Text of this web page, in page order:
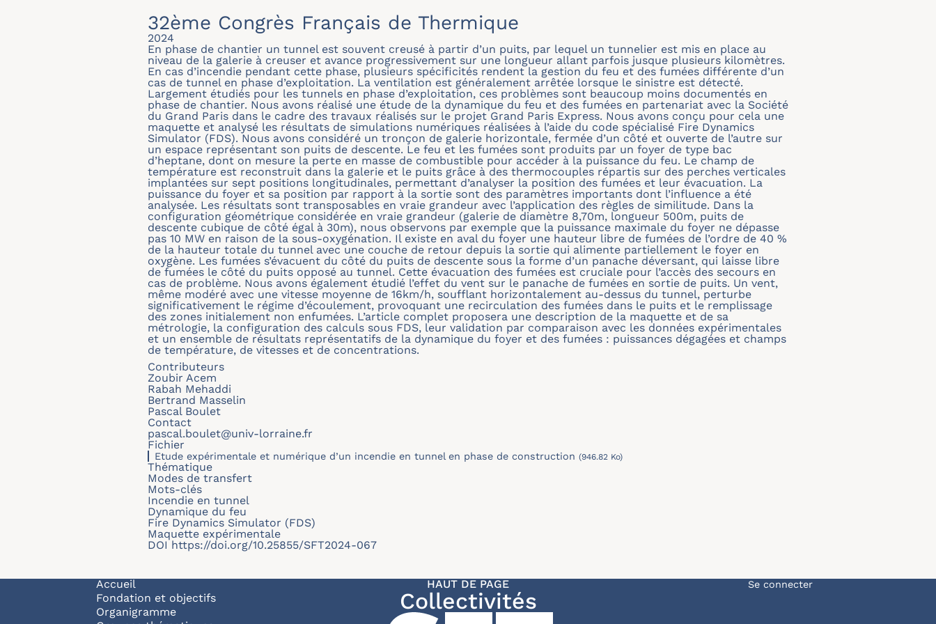
32ème Congrès Français de Thermique
2024
En phase de chantier un tunnel est souvent creusé à partir d’un puits, par lequel un tunnelier est mis en place au
niveau de la galerie à creuser et avance progressivement sur une longueur allant parfois jusque plusieurs kilomètres.
En cas d’incendie pendant cette phase, plusieurs spécificités rendent la gestion du feu et des fumées différente d’un
cas de tunnel en phase d’exploitation. La ventilation est généralement arrêtée lorsque le sinistre est détecté.
Largement étudiés pour les tunnels en phase d’exploitation, ces problèmes sont beaucoup moins documentés en
phase de chantier. Nous avons réalisé une étude de la dynamique du feu et des fumées en partenariat avec la Société
du Grand Paris dans le cadre des travaux réalisés sur le projet Grand Paris Express. Nous avons conçu pour cela une
maquette et analysé les résultats de simulations numériques réalisées à l’aide du code spécialisé Fire Dynamics
Simulator (FDS). Nous avons considéré un tronçon de galerie horizontale, fermée d’un côté et ouverte de l’autre sur
un espace représentant son puits de descente. Le feu et les fumées sont produits par un foyer de type bac
d’heptane, dont on mesure la perte en masse de combustible pour accéder à la puissance du feu. Le champ de
température est reconstruit dans la galerie et le puits grâce à des thermocouples répartis sur des perches verticales
implantées sur sept positions longitudinales, permettant d’analyser la position des fumées et leur évacuation. La
puissance du foyer et sa position par rapport à la sortie sont des paramètres importants dont l’influence a été
analysée. Les résultats sont transposables en vraie grandeur avec l’application des règles de similitude. Dans la
configuration géométrique considérée en vraie grandeur (galerie de diamètre 8,70m, longueur 500m, puits de
descente cubique de côté égal à 30m), nous observons par exemple que la puissance maximale du foyer ne dépasse
pas 10 MW en raison de la sous-oxygénation. Il existe en aval du foyer une hauteur libre de fumées de l’ordre de 40 %
de la hauteur totale du tunnel avec une couche de retour depuis la sortie qui alimente partiellement le foyer en
oxygène. Les fumées s’évacuent du côté du puits de descente sous la forme d’un panache déversant, qui laisse libre
de fumées le côté du puits opposé au tunnel. Cette évacuation des fumées est cruciale pour l’accès des secours en
cas de problème. Nous avons également étudié l’effet du vent sur le panache de fumées en sortie de puits. Un vent,
même modéré avec une vitesse moyenne de 16km/h, soufflant horizontalement au-dessus du tunnel, perturbe
significativement le régime d’écoulement, provoquant une recirculation des fumées dans le puits et le remplissage
des zones initialement non enfumées. L’article complet proposera une description de la maquette et de sa
métrologie, la configuration des calculs sous FDS, leur validation par comparaison avec les données expérimentales
et un ensemble de résultats représentatifs de la dynamique du foyer et des fumées : puissances dégagées et champs
de température, de vitesses et de concentrations.
Contributeurs
Zoubir Acem
Rabah Mehaddi
Bertrand Masselin
Pascal Boulet
Contact
pascal.boulet@univ-lorraine.fr
Fichier
Etude expérimentale et numérique d’un incendie en tunnel en phase de construction (946.82 Ko)
Thématique
Modes de transfert
Mots-clés
Incendie en tunnel
Dynamique du feu
Fire Dynamics Simulator (FDS)
Maquette expérimentale
DOIhttps://doi.org/10.25855/SFT2024-067
Navigation principale
Accueil
Fondation et objectifs
Organigramme
HAUT DE PAGE
Collectivités Menu du compte de
Se connecter